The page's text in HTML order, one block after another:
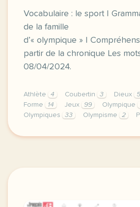
Vocabulaire : le sport |
de la famille
d’« olympique » |
partir de la chronique Les
08/04/2024.
Athlète 4 Coubertin 3 Dieux 5
Forme
14 Jeux 99 Olympique
Olympiques
33 Olympisme 2
exercice b1 les mots des jo